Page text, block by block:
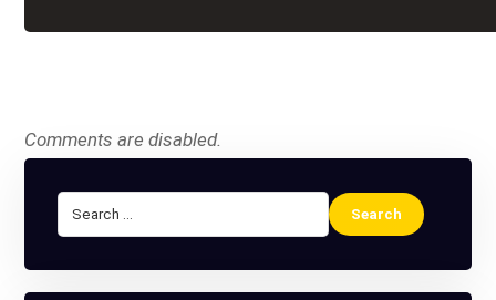
Comments are disabled.